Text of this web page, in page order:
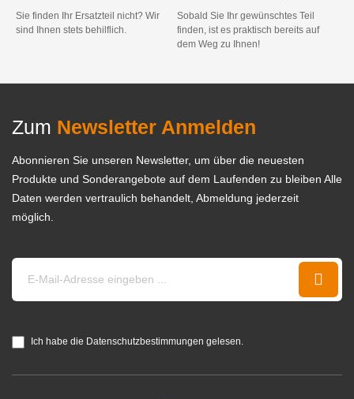
Sie finden Ihr Ersatzteil nicht? Wir
sind Ihnen stets behilflich.
Sobald Sie Ihr gewünschtes Teil
finden, ist es praktisch bereits auf
dem Weg zu Ihnen!
Zum Newsletter Anmelden
Abonnieren Sie unseren Newsletter, um über die neuesten
Produkte und Sonderangebote auf dem Laufenden zu bleiben Alle
Daten werden vertraulich behandelt, Abmeldung jederzeit
möglich.
Ich habe die Datenschutzbestimmungen gelesen.